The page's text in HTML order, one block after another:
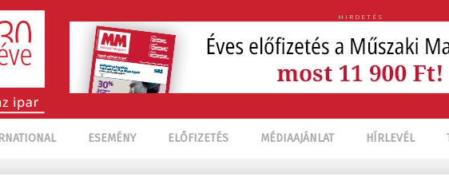
HIRDETÉS
ESEMÉNY ELŐFIZETÉS MÉDIAAJÁNLAT HÍRLEVÉL